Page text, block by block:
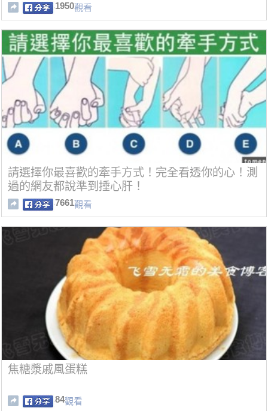
1950觀看
請選擇你最喜歡的牽手方式！完全看透你的心！測
過的網友都說準到捶心肝！
7661觀看
焦糖漿戚風蛋糕
84觀看